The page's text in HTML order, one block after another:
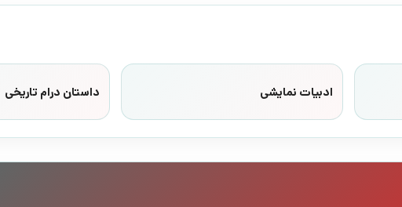
ادبیات نمایشی داستان درام تاریخی